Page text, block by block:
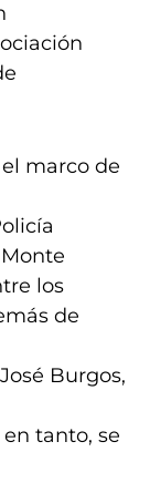
marco de
los
de
Burgos,
tanto, se